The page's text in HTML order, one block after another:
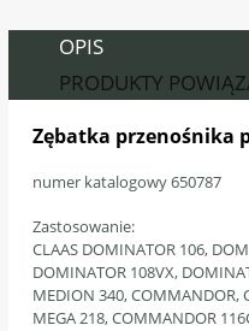
OPIS
PRODUKTY
Zębatka przenośnika
numer katalogowy 650787
Zastosowanie:
CLAAS DOMINATOR 106,
DOMINATOR 108VX,
MEDION 340, COMMANDOR,
MEGA 218, COMMANDOR